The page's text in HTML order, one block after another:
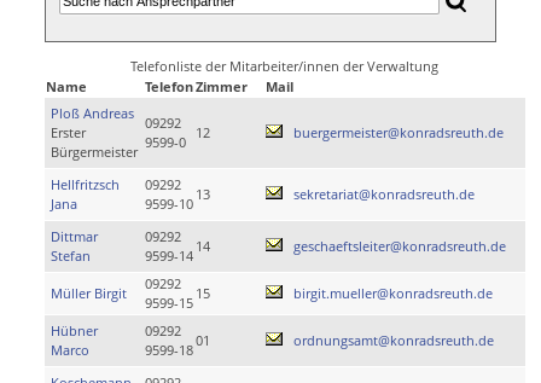
Telefonliste der Mitarbeiter/innen der Verwaltung
Name
TelefonZimmer
Mail
Ploß Andreas
Erster
Bürgermeister
09292
9599-0
12 buergermeister@konradsreuth.de
Hellfritzsch
Jana
09292
9599-10
13 sekretariat@konradsreuth.de
Dittmar
Stefan
09292
9599-14
14 geschaeftsleiter@konradsreuth.de
Müller Birgit
09292
9599-15
15 birgit.mueller@konradsreuth.de
Hübner
Marco
09292
9599-18
01 ordnungsamt@konradsreuth.de